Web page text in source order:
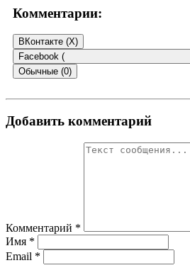
Комментарии:
ВКонтакте (X)
Facebook (
Обычные (0)
Добавить комментарий
Комментарий *
Имя *
Email *